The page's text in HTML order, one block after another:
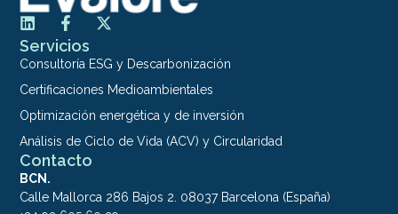
Servicios
Consultoría ESG y Descarbonización
Certificaciones Medioambientales
Optimización energética y de inversión
Análisis de Ciclo de Vida (ACV) y Circularidad
Contacto
BCN.
Calle Mallorca 286 Bajos 2. 08037 Barcelona (España)